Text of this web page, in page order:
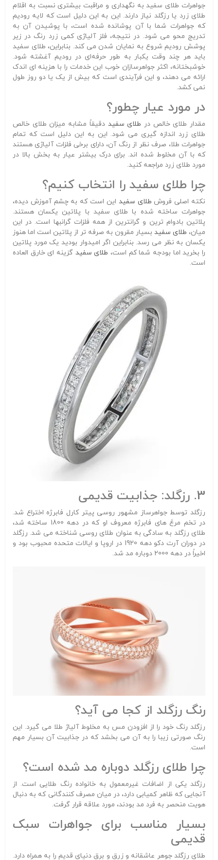
جواهرات طلای سفید به نگهداری و مراقبت بیشتری نسبت به اقلام
طلای زرد یا رزگلد نیاز دارند. این به این دلیل است که لایه رودیم
که جواهرات شما با آن پوشانده شده است، با پوشیدن آن به
تدریج محو می شود. در نتیجه، فلز آلیاژی کمی زرد رنگ در زیر
پوشش رودیم شروع به نمایان شدن می کند. بنابراین، طلای سفید
باید هر چند وقت یکبار به طور حرفه‌ای در رودیم آغشته شود.
خوشبختانه، اکثر جواهرسازان خوب این خدمات را با هزینه ای اندک
ارائه می دهند، و این فرآیندی است که بیش از یک یا دو روز طول
نمی کشد.
در مورد عیار چطور؟
مقدار طلای خالص در طلای سفید دقیقاً مشابه میزان طلای خالص
طلای زرد اندازه گیری می شود. این به این دلیل است که تمام
جواهرات طلا، صرف نظر از رنگ آن، دارای برخی فلزات آلیاژی هستند
که با آن مخلوط شده اند. برای درک بیشتر عیار به بخش بالا در
مورد طلای زرد مراجعه کنید.
چرا طلای سفید را انتخاب کنیم؟
نکته اصلی فروش طلای سفید این است که به چشم آموزش دیده،
جواهرات ساخته شده با طلای سفید با پلاتین یکسان هستند.
پلاتین بادوام ترین و گرانترین از همه فلزات گرانبها است. در این
میان، طلای سفید بسیار مقرون به صرفه تر از پلاتین است اما هنوز
یکسان به نظر می رسد. بنابراین اگر امیدوار بودید یک مورد پلاتین
را بخرید اما بودجه شما کم است، طلای سفید گزینه ای خارق العاده
است.
3. رزگلد: جذابیت قدیمی
رزگلد توسط جواهرساز مشهور روسی پیتر کارل فابرژه اختراع شد.
در تخم مرغ های فابرژه معروف او که در دهه 1800 ساخته شد،
طلای رزگلد به سادگی به عنوان طلای روسی شناخته می شد. رزگلد
در دوران آرت دکو دهه 1920 در اروپا و ایالات متحده محبوب بود و
اخیراً در دهه 2000 دوباره مد شد.
رنگ رزگلد از کجا می آید؟
رزگلد رنگ خود را از افزودن مس به مخلوط آلیاژ طلا می گیرد. این
رنگ صورتی زیبا را به آن می بخشد که در جذابیت آن بسیار مهم
است.
چرا طلای رزگلد دوباره مد شده است؟
رزگلد یکی از اضافات غیرمعمول به خانواده رنگ طلایی است. از
آنجایی که ظاهر کمیابی دارد، در میان مصرف کنندگانی که به دنبال
هویت منحصر به فرد مد بودند، مورد علاقه قرار گرفت.
بسیار مناسب برای جواهرات سبک
قدیمی
طلای رزگلد جوهر عاشقانه و زرق و برق دنیای قدیم را به همراه دارد.